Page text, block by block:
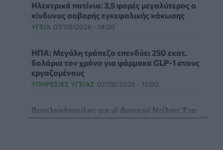
Ηλεκτρικά πατίνια: 3,5 φορές μεγαλύτερος ο
κίνδυνος σοβαρής εγκεφαλικής κάκωσης
ΥΓΕΊΑ 07/08/2026 - 14:00
ΗΠΑ: Μεγάλη τράπεζα επενδύει 250 εκατ.
δολάρια τον χρόνο για φάρμακα GLP-1 στους
εργαζομένους
ΥΠΗΡΕΣΊΕΣ ΥΓΕΊΑΣ 07/08/2026 - 13:00
Βασιλακόπουλος για ιό Δυτικού Νείλου: Στο
«κόκκινο» η Αττική – Τι πρέπει να προσέχουν